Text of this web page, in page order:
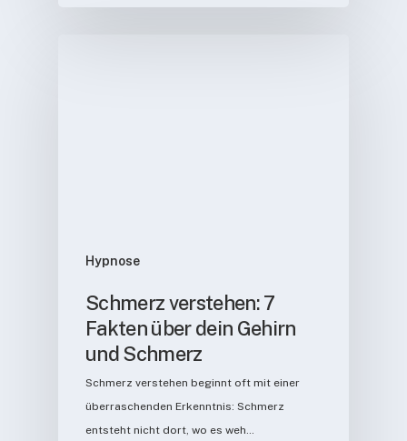
Hypnose
Schmerz verstehen: 7
Fakten über dein Gehirn
und Schmerz
Schmerz verstehen beginnt oft mit einer
überraschenden Erkenntnis: Schmerz
entsteht nicht dort, wo es weh…